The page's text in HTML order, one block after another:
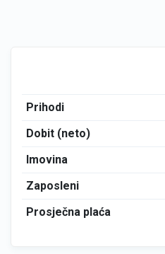
Prihodi
Dobit (neto)
Imovina
Zaposleni
Prosječna plaća